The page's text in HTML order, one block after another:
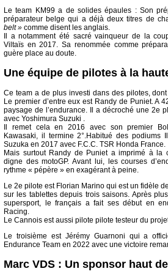
Le team KM99 a de solides épaules : Son
préparateur belge qui a déjà deux titres de
belt » comme disent les anglais.
Il a notamment été sacré vainqueur de la
Viltaïs en 2017. Sa renommée comme
guère place au doute.
Une équipe de pilotes à la
Ce team a de plus investi dans des pilotes,
Le premier d’entre eux est Randy de Puniet. A
paysage de l’endurance. Il a décroché une 2e
avec Yoshimura Suzuki .
Il remet cela en 2016 avec son premier
Kawasaki, il termine 2°.Habitué des
Suzuka en 2017 avec F.C.C. TSR Honda France.
Mais surtout Randy de Puniet a imprimé à la
digne des motoGP. Avant lui, les courses
rythme « pépère » en exagérant à peine.
Le 2e pilote est Florian Marino qui est un fidèle
sur les tablettes depuis trois saisons. Après
supersport, le français a fait ses début en
Racing.
Le Cannois est aussi pilote pilote testeur du
Le troisième est Jérémy Guarnoni qui a
Endurance Team en 2022 avec une victoire
Marc VDS : Un sponsor haut